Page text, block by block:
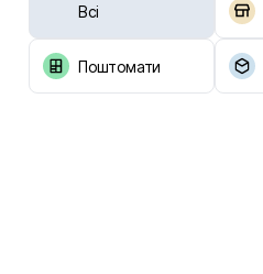
Всі
Поштомати